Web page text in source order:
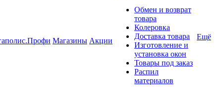
Магазины Акции
Обмен и возврат
товара
Колеровка
Доставка товара
Изготовление и
установка окон
Товары под заказ
Распил
материалов
Ещё